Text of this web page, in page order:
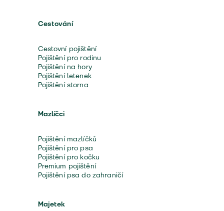
Cestování
Cestovní pojištění
Pojištění pro rodinu
Pojištění na hory
Pojištění letenek
Pojištění storna
Mazlíčci
Pojištění mazlíčků
Pojištění pro psa
Pojištění pro kočku
Premium pojištění
Pojištění psa do zahraničí
Majetek